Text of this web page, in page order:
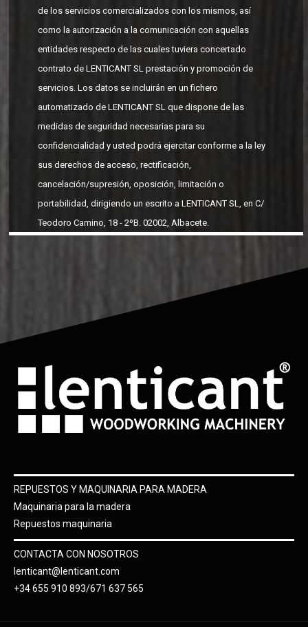
de los servicios comercializados con los mismos, así
como la autorización a la comunicación con aquellas
entidades respecto de las cuales tuviera concertado
contrato de LENTICANT SL prestación y promoción de
servicios. Los datos se incluirán en un fichero
automatizado de LENTICANT SL que dispone de las
medidas de seguridad necesarias para su
confidencialidad y usted podrá ejercitar conforme a la ley
sus derechos de acceso, rectificación,
cancelación/supresión, oposición, limitación o
portabilidad, dirigiendo un escrito a LENTICANT SL, en C/
Teodoro Camino, 18 - 2ºB. 02002, Albacete.
REPUESTOS Y MAQUINARIA PARA MADERA
Maquinaria para la madera
Repuestos maquinaria
CONTACTA CON NOSOTROS
lenticant@lenticant.com
+34 655 910 893/671 637 565